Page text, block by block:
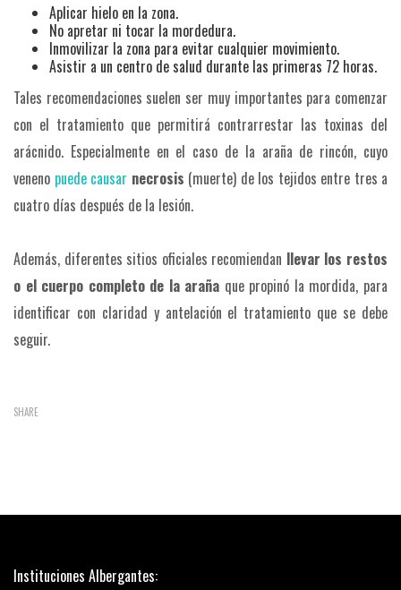
Aplicar hielo en la zona.
No apretar ni tocar la mordedura.
Inmovilizar la zona para evitar cualquier movimiento.
Asistir a un centro de salud durante las primeras 72 horas.
Tales recomendaciones suelen ser muy importantes para comenzar
con el tratamiento que permitirá contrarrestar las toxinas del
arácnido. Especialmente en el caso de la araña de rincón, cuyo
veneno puede causar necrosis (muerte) de los tejidos entre tres a
cuatro días después de la lesión.
Además, diferentes sitios oficiales recomiendan llevar los restos
o el cuerpo completo de la araña que propinó la mordida, para
identificar con claridad y antelación el tratamiento que se debe
seguir.
SHARE
Instituciones Albergantes: